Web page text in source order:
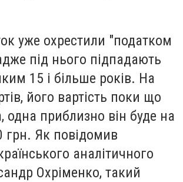
уже охрестили "податком
під нього підпадають
15 і більше років. На
його вартість поки що
одна приблизно він буде на
грн. Як повідомив
аналітичного
Охріменко, такий